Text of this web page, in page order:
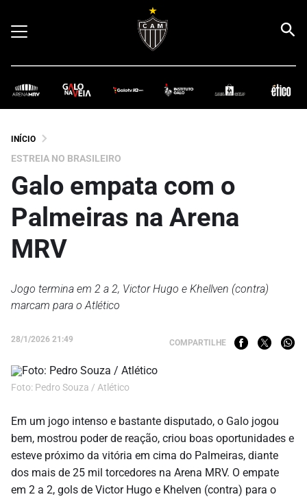
INÍCIO
ESTREIA NO BRASILEIRO
Galo empata com o
Palmeiras na Arena
MRV
Jogo termina em 2 a 2, Victor Hugo e Khellven (contra)
marcam para o Atlético
28/1/2026 21:49 COMPARTILHE
Foto: Pedro Souza / Atlético
Em um jogo intenso e bastante disputado, o Galo jogou
bem, mostrou poder de reação, criou boas oportunidades e
esteve próximo da vitória em cima do Palmeiras, diante
dos mais de 25 mil torcedores na Arena MRV. O empate
em 2 a 2, gols de Victor Hugo e Khelven (contra) para o